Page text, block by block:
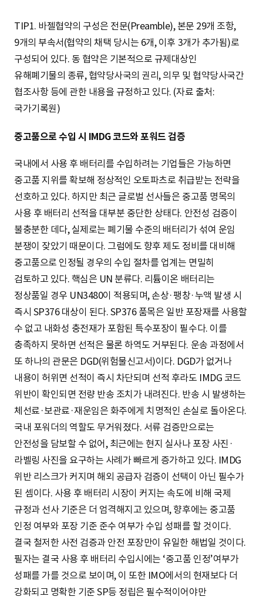
TIP1. 바젤협약의 구성은 전문(Preamble), 본문 29개 조항,
9개의 부속서(협약의 채택 당시는 6개, 이후 3개가 추가됨)로
구성되어 있다. 동 협약은 기본적으로 규제대상인
유해폐기물의 종류, 협약당사국의 권리, 의무 및 협약당사국간
협조사항 등에 관한 내용을 규정하고 있다. (자료 출처:
국가기록원)
중고품으로 수입 시 IMDG 코드와 포워드 검증
국내에서 사용 후 배터리를 수입하려는 기업들은 가능하면
중고품 지위를 확보해 정상적인 오토파츠로 취급받는 전략을
선호하고 있다. 하지만 최근 글로벌 선사들은 중고품 명목의
사용 후 배터리 선적을 대부분 중단한 상태다. 안전성 검증이
불충분한 데다, 실제로는 폐기물 수준의 배터리가 섞여 운임
분쟁이 잦았기 때문이다. 그럼에도 향후 제도 정비를 대비해
중고품으로 인정될 경우의 수입 절차를 업계는 면밀히
검토하고 있다. 핵심은 UN 분류다. 리튬이온 배터리는
정상품일 경우 UN3480이 적용되며, 손상·팽창·누액 발생 시
즉시 SP376 대상이 된다. SP376 품목은 일반 포장재를 사용할
수 없고 내화성 충전재가 포함된 특수포장이 필수다. 이를
충족하지 못하면 선적은 물론 하역도 거부된다. 운송 과정에서
또 하나의 관문은 DGD(위험물신고서)이다. DGD가 없거나
내용이 허위면 선적이 즉시 차단되며 선적 후라도 IMDG 코드
위반이 확인되면 전량 반송 조치가 내려진다. 반송 시 발생하는
체선료·보관료·재운임은 화주에게 치명적인 손실로 돌아온다.
국내 포워더의 역할도 무거워졌다. 서류 검증만으로는
안전성을 담보할 수 없어, 최근에는 현지 실사나 포장 사진·
라벨링 사진을 요구하는 사례가 빠르게 증가하고 있다. IMDG
위반 리스크가 커지며 해외 공급자 검증이 선택이 아닌 필수가
된 셈이다. 사용 후 배터리 시장이 커지는 속도에 비해 국제
규정과 선사 기준은 더 엄격해지고 있으며, 향후에는 중고품
인정 여부와 포장 기준 준수 여부가 수입 성패를 할 것이다.
결국 철저한 사전 검증과 안전 포장만이 유일한 해법일 것이다.
필자는 결국 사용 후 배터리 수입시에는 ‘중고품 인정’여부가
성패를 가를 것으로 보이며, 이 또한 IMO에서의 현재보다 더
강화되고 명확한 기준 SP등 정립은 필수적이어야만